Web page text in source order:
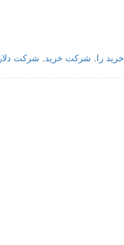
خرید را, شرکت خرید, شرکت دلار